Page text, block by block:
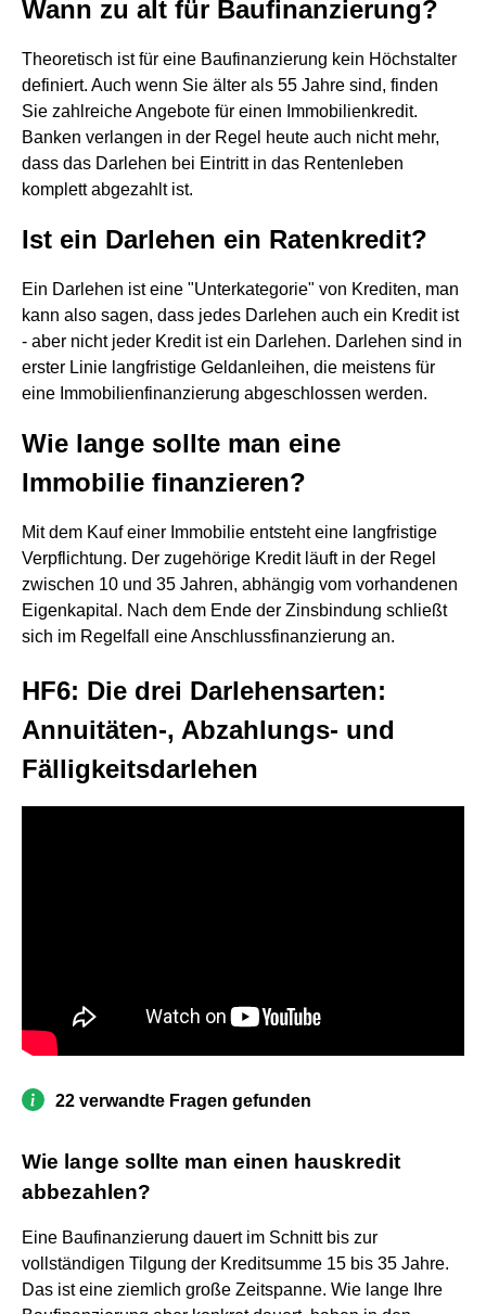
Wann zu alt für Baufinanzierung?
Theoretisch ist für eine Baufinanzierung kein Höchstalter
definiert. Auch wenn Sie älter als 55 Jahre sind, finden
Sie zahlreiche Angebote für einen Immobilienkredit.
Banken verlangen in der Regel heute auch nicht mehr,
dass das Darlehen bei Eintritt in das Rentenleben
komplett abgezahlt ist.
Ist ein Darlehen ein Ratenkredit?
Ein Darlehen ist eine "Unterkategorie" von Krediten, man
kann also sagen, dass jedes Darlehen auch ein Kredit ist
- aber nicht jeder Kredit ist ein Darlehen. Darlehen sind in
erster Linie langfristige Geldanleihen, die meistens für
eine Immobilienfinanzierung abgeschlossen werden.
Wie lange sollte man eine
Immobilie finanzieren?
Mit dem Kauf einer Immobilie entsteht eine langfristige
Verpflichtung. Der zugehörige Kredit läuft in der Regel
zwischen 10 und 35 Jahren, abhängig vom vorhandenen
Eigenkapital. Nach dem Ende der Zinsbindung schließt
sich im Regelfall eine Anschlussfinanzierung an.
HF6: Die drei Darlehensarten:
Annuitäten-, Abzahlungs- und
Fälligkeitsdarlehen
22 verwandte Fragen gefunden
Wie lange sollte man einen hauskredit
abbezahlen?
Eine Baufinanzierung dauert im Schnitt bis zur
vollständigen Tilgung der Kreditsumme 15 bis 35 Jahre.
Das ist eine ziemlich große Zeitspanne. Wie lange Ihre